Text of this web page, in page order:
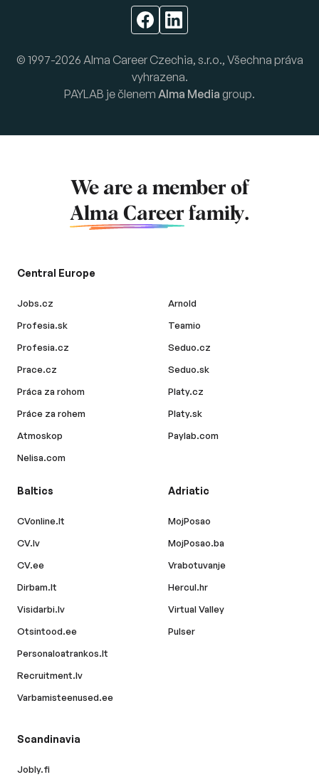
© 1997-2026 Alma Career Czechia, s.r.o., Všechna práva
vyhrazena.
PAYLAB je členem Alma Media group.
We are a member of
Alma Career family.
Central Europe
Jobs.cz
Profesia.sk
Profesia.cz
Prace.cz
Práca za rohom
Práce za rohem
Atmoskop
Nelisa.com
Arnold
Teamio
Seduo.cz
Seduo.sk
Platy.cz
Platy.sk
Paylab.com
Baltics
CVonline.lt
CV.lv
CV.ee
Dirbam.lt
Visidarbi.lv
Otsintood.ee
Personaloatrankos.lt
Recruitment.lv
Varbamisteenused.ee
Adriatic
MojPosao
MojPosao.ba
Vrabotuvanje
Hercul.hr
Virtual Valley
Pulser
Scandinavia
Jobly.fi